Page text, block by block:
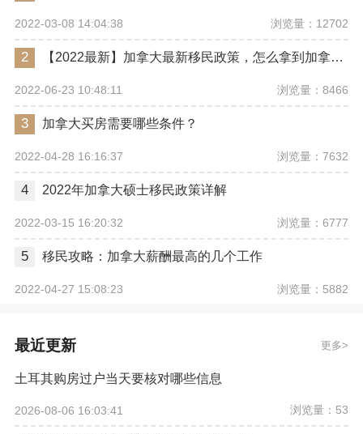
2022-03-08 14:04:38 浏览量：12702
2 【2022最新】加拿大最新移民政策，怎么拿到加拿大永居身份
2022-06-23 10:48:11 浏览量：8466
3 加拿大买房需要哪些条件？
2022-04-28 16:16:37 浏览量：7632
4 2022年加拿大硕士移民政策详解
2022-03-15 16:20:32 浏览量：6777
5 移民攻略：加拿大薪酬最高的几个工作
2022-04-27 15:08:23 浏览量：5882
最近更新 更多
土耳其购房过户当天要核对哪些信息
2026-08-06 16:03:41 浏览量：53